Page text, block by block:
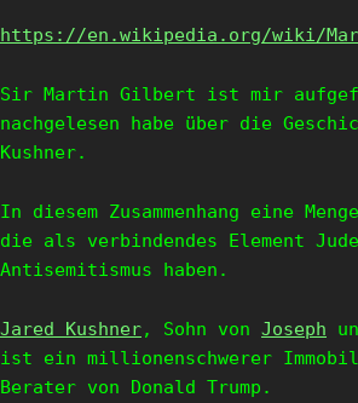
https://en.wikipedia.org/wiki/
Sir Martin Gilbert ist mir
nachgelesen habe über die
Kushner.
In diesem Zusammenhang eine
die als verbindendes Element
Antisemitismus haben.
Jared Kushner, Sohn von Joseph
ist ein millionenschwerer
Berater von Donald Trump.